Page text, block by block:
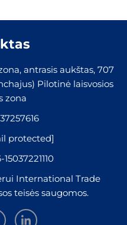
antrasis aukštas, 707
Pilotinė laisvosios
zona
protected]
15037221110
International Trade
teisės saugomos.